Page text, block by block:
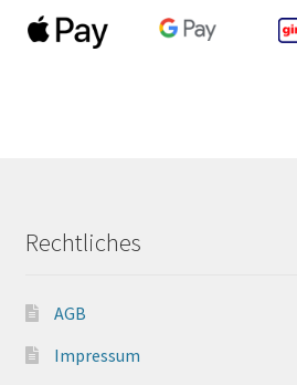
Rechtliches
AGB
Impressum